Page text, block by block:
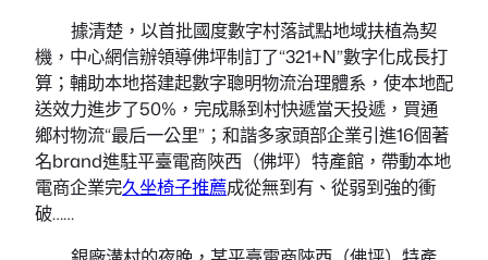
據清楚，以首批國度數字村落試點地域扶植為契
機，中心網信辦領導佛坪制訂了“321+N”數字化成長打
算；輔助本地搭建起數字聰明物流治理體系，使本地配
送效力進步了50%，完成縣到村快遞當天投遞，買通
鄉村物流“最后一公里”；和諧多家頭部企業引進16個著
名brand進駐平臺電商陜西（佛坪）特產館，帶動本地
電商企業完久坐椅子推薦成從無到有、從弱到強的衝
破……